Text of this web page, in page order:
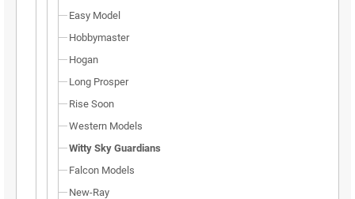
Easy Model
Hobbymaster
Hogan
Long Prosper
Rise Soon
Western Models
Witty Sky Guardians
Falcon Models
New-Ray